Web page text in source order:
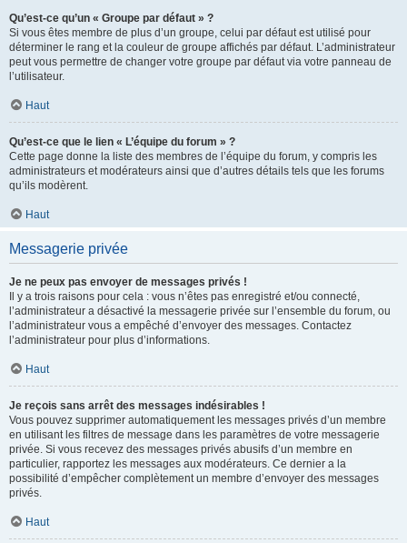
Qu’est-ce qu’un « Groupe par défaut » ?
Si vous êtes membre de plus d’un groupe, celui par défaut est utilisé pour
déterminer le rang et la couleur de groupe affichés par défaut. L’administrateur
peut vous permettre de changer votre groupe par défaut via votre panneau de
l’utilisateur.
Haut
Qu’est-ce que le lien « L’équipe du forum » ?
Cette page donne la liste des membres de l’équipe du forum, y compris les
administrateurs et modérateurs ainsi que d’autres détails tels que les forums
qu’ils modèrent.
Haut
Messagerie privée
Je ne peux pas envoyer de messages privés !
Il y a trois raisons pour cela : vous n’êtes pas enregistré et/ou connecté,
l’administrateur a désactivé la messagerie privée sur l’ensemble du forum, ou
l’administrateur vous a empêché d’envoyer des messages. Contactez
l’administrateur pour plus d’informations.
Haut
Je reçois sans arrêt des messages indésirables !
Vous pouvez supprimer automatiquement les messages privés d’un membre
en utilisant les filtres de message dans les paramètres de votre messagerie
privée. Si vous recevez des messages privés abusifs d’un membre en
particulier, rapportez les messages aux modérateurs. Ce dernier a la
possibilité d’empêcher complètement un membre d’envoyer des messages
privés.
Haut